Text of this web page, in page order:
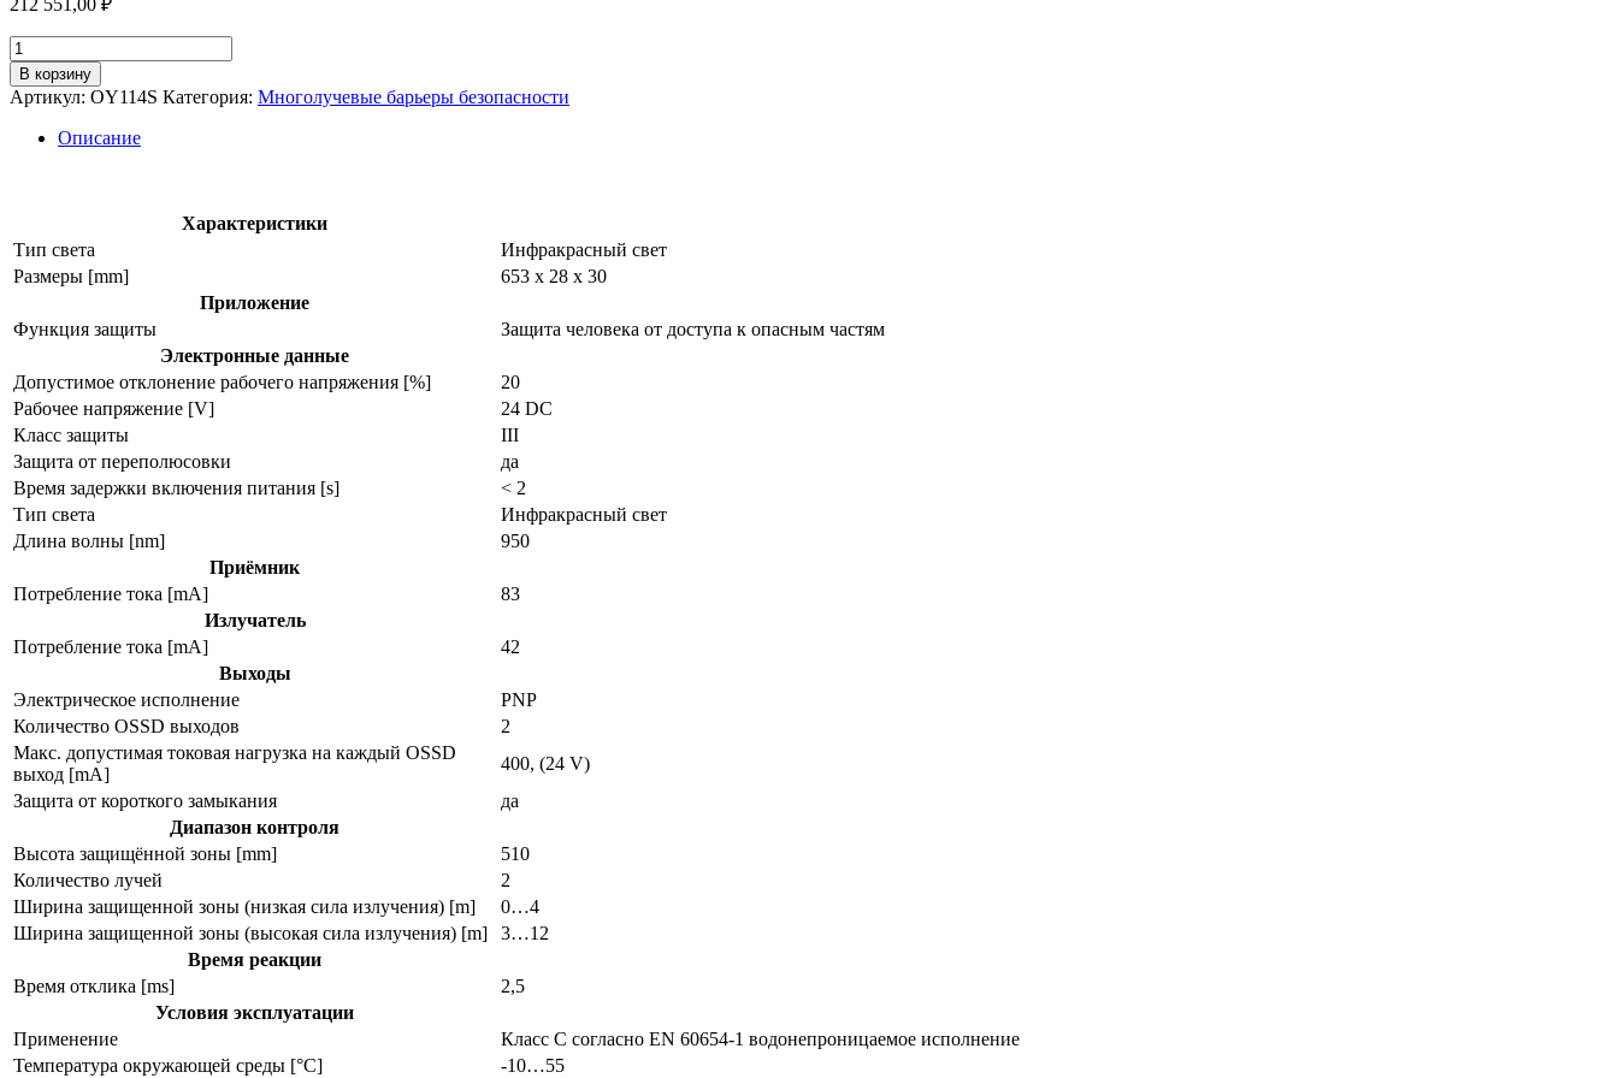
Количество
товара
Многолучевой
барьер
безопасности
oy114s
В корзину
Артикул: OY114S Категория: Многолучевые барьеры безопасности
Описание
Характеристики
Тип света
Инфракрасный свет
Размеры [mm]
653 x 28 x 30
Приложение
Функция защиты
Защита человека от доступа к опасным частям
Электронные данные
Допустимое отклонение рабочего напряжения [%]
20
Рабочее напряжение [V]
24 DC
Класс защиты
III
Защита от переполюсовки
да
Время задержки включения питания [s]
< 2
Тип света
Инфракрасный свет
Длина волны [nm]
950
Приёмник
Потребление тока [mA]
83
Излучатель
Потребление тока [mA]
42
Выходы
Электрическое исполнение
PNP
Количество OSSD выходов
2
Макс. допустимая токовая нагрузка на каждый OSSD
выход [mA]
400, (24 V)
Защита от короткого замыкания
да
Диапазон контроля
Высота защищённой зоны [mm]
510
Количество лучей
2
Ширина защищенной зоны (низкая сила излучения) [m]
0…4
Ширина защищенной зоны (высокая сила излучения) [m]
3…12
Время реакции
Время отклика [ms]
2,5
Условия эксплуатации
Применение
Класс C согласно EN 60654-1 водонепроницаемое исполнение
Температура окружающей среды [°C]
-10…55